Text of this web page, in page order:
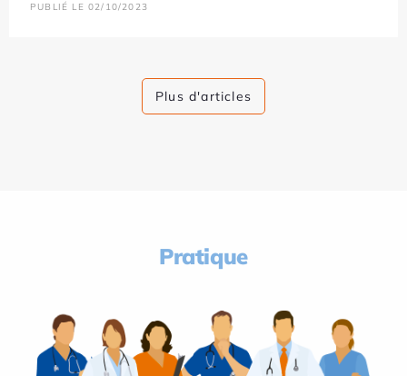
PUBLIÉ LE 02/10/2023
Plus d'articles
Pratique